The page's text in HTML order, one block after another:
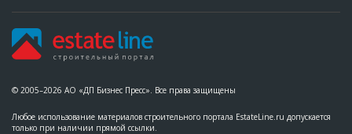
© 2005–2026 АО «ДП Бизнес Пресс». Все права защищены
Любое использование материалов строительного портала EstateLine.ru допускается
только при наличии прямой ссылки.